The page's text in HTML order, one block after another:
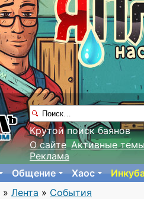
Крутой поиск баянов
О сайте Активные
Реклама
Общение Хаос
» Лента » События